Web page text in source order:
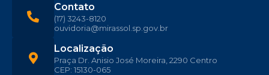
Localização
Praça Dr. Anisio José Moreira, 2290 Centro
CEP: 15130-065
Contato
(17) 3243-8120
ouvidoria@mirassol.sp.gov.br